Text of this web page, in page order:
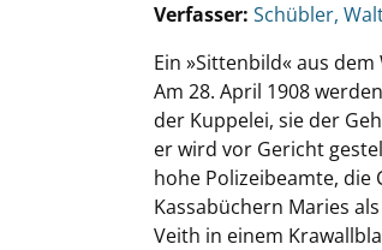
Verfasser: Suche nach
Schübler,
Ein »Sittenbild« aus
Am 28. April 1908
der Kuppelei, sie der
er wird vor Gericht
hohe Polizeibeamte, die
Kassabüchern Maries
Veith in einem